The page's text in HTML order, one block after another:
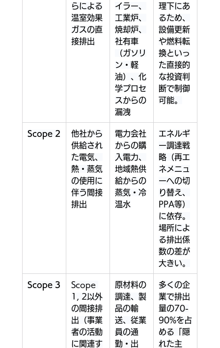
らによる
温室効果
ガスの直
接排出
イラー、
工業炉、
焼却炉、
社有車
（ガソリ
ン・軽
油）、化
学プロセ
スからの
漏洩
理下にあ
るため、
設備更新
や燃料転
換といっ
た直接的
な投資判
断で制御
可能。
Scope 2
他社から
供給され
た電気、
熱・蒸気
の使用に
伴う間接
排出
電力会社
からの購
入電力、
地域熱供
給からの
蒸気・冷
温水
エネルギ
ー調達戦
略（再エ
ネメニュ
ーへの切
り替え、
PPA等）
に依存。
場所によ
る排出係
数の差が
大きい。
Scope 3
Scope
1, 2以外
の間接排
出（事業
者の活動
に関連す
原材料の
調達、製
品の輸
送、従業
員の通
勤・出
多くの企
業で排出
量の70-
90%を占
める「隠
れた主